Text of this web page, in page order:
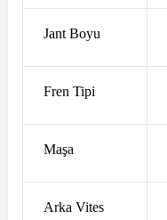
Jant Boyu
Fren Tipi
Maşa
Arka Vites